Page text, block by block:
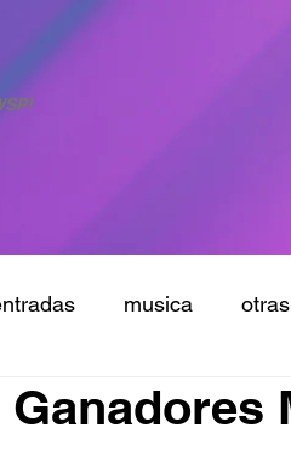
musica otras
Ganadores